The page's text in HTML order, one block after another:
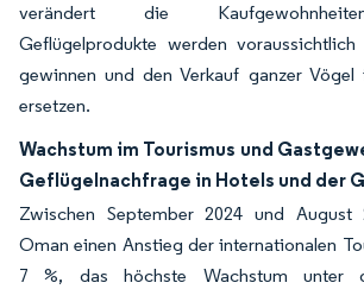
verändert die
Geflügelprodukte werden
gewinnen und den Verkauf ganzer
ersetzen.
Wachstum im Tourismus und
Geflügelnachfrage in Hotels und der
Zwischen September 2024 und August
Oman einen Anstieg der internationalen
7 %, das höchste Wachstum unter